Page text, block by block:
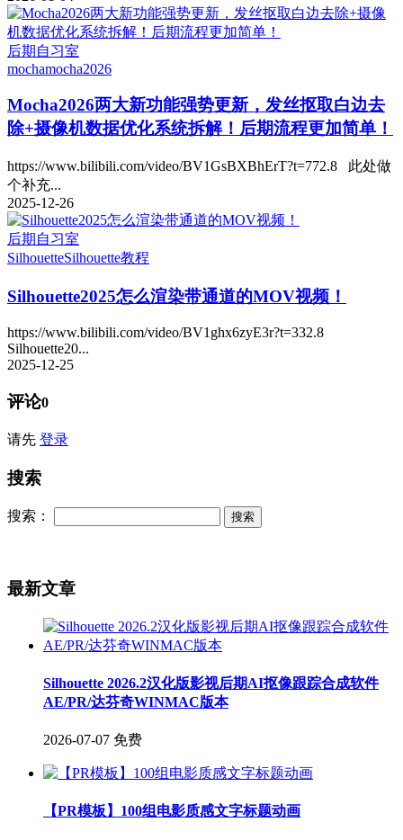
后期自习室
mochamocha2026
Mocha2026两大新功能强势更新，发丝抠取白边去
除+摄像机数据优化系统拆解！后期流程更加简单！
https://www.bilibili.com/video/BV1GsBXBhErT?t=772.8 此处做
个补充...
2025-12-26
后期自习室
SilhouetteSilhouette教程
Silhouette2025怎么渲染带通道的MOV视频！
https://www.bilibili.com/video/BV1ghx6zyE3r?t=332.8
Silhouette20...
2025-12-25
评论0
请先 登录
搜索
搜索：
最新文章
Silhouette 2026.2汉化版影视后期AI抠像跟踪合成软件
AE/PR/达芬奇WINMAC版本
2026-07-07 免费
【PR模板】100组电影质感文字标题动画